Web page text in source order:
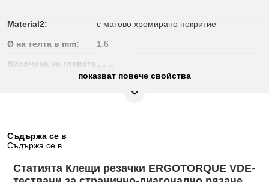
Material2: с матово хромирано покритие
Ø на телта в mm: 1.6
Височина на главата
Дължина на
опаковката mm:
Дължина на
20,0
показват повече свойства
Съдържа се в
Съдържа се в
Статията Клещи резачки ERGOTORQUE VDE-